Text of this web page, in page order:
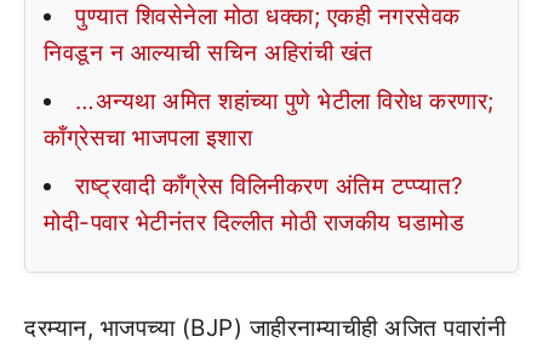
पुण्यात शिवसेनेला मोठा धक्का; एकही नगरसेवक
निवडून न आल्याची सचिन अहिरांची खंत
…अन्यथा अमित शहांच्या पुणे भेटीला विरोध करणार;
काँग्रेसचा भाजपला इशारा
राष्ट्रवादी काँग्रेस विलिनीकरण अंतिम टप्प्यात?
मोदी-पवार भेटीनंतर दिल्लीत मोठी राजकीय घडामोड
दरम्यान, भाजपच्या (BJP) जाहीरनाम्याचीही अजित पवारांनी